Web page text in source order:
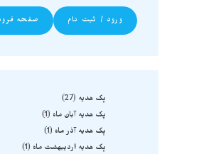
ورود / ثبت نام صفحه
پک هدیه
27
پک هدیه آبان ماه
1
پک هدیه آذر ماه
1
پک هدیه اردیبهشت ماه
1